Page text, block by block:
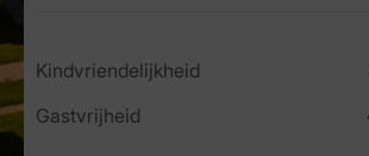
Kindvriendelijkheid
Gastvrijheid